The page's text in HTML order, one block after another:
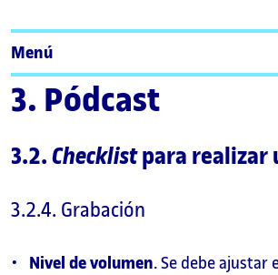
Menú
3. Pódcast
3.2. Checklistpara realizar
3.2.4. Grabación
Nivel de volumen. Se debe ajustar